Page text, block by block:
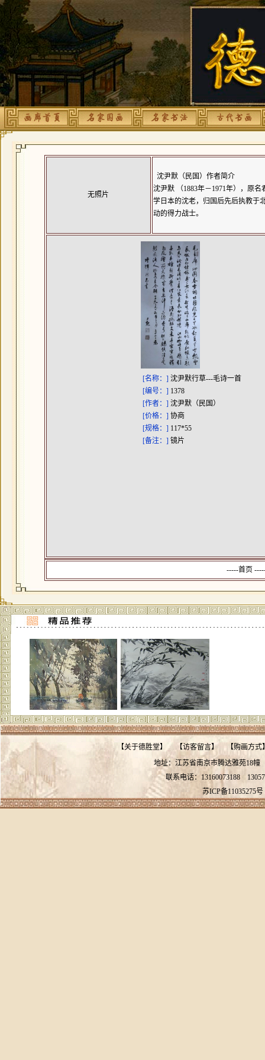
无照片
沈尹默（民国）作者简介
沈尹默 （1883年－1971年），原
学日本的沈老，归国后先后执教于
动的得力战士。
[名称：] 沈尹默行草---毛诗一首
[编号：] 1378
[作者：] 沈尹默（民国）
[价格：] 协商
[规格：] 117*55
[备注：] 镜片
-----首页
【关于德胜堂】 【访客留言】 【购画方式
地址：江苏省南京市腾达雅苑
联系电话：13160073188
苏ICP备11035275号